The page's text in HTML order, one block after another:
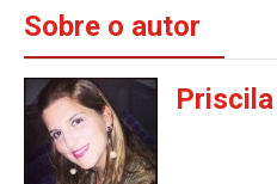
Sobre o autor